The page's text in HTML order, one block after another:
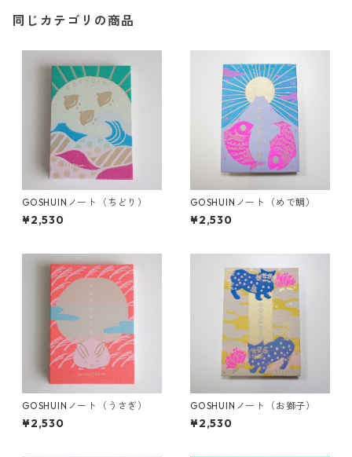
同じカテゴリの商品
GOSHUINノート（ちどり）
¥2,530
GOSHUINノート（めで鯛）
¥2,530
GOSHUINノート（うさぎ）
¥2,530
GOSHUINノート（お獅子）
¥2,530